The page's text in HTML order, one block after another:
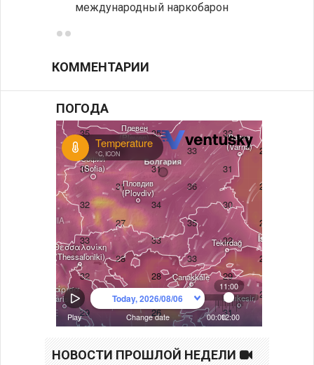
международный наркобарон
КОММЕНТАРИИ
ПОГОДА
НОВОСТИ ПРОШЛОЙ НЕДЕЛИ